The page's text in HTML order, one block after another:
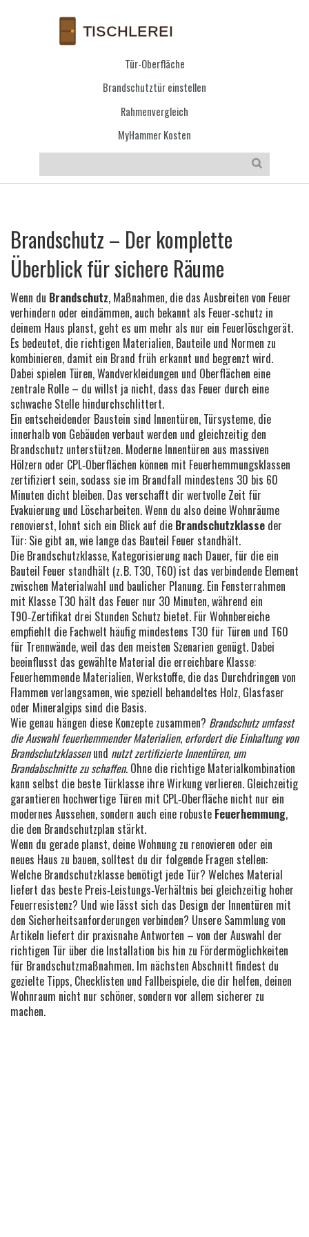
Tür-Oberfläche
Brandschutztür einstellen
Rahmenvergleich
MyHammer Kosten
Brandschutz – Der komplette
Überblick für sichere Räume
Wenn du Brandschutz, Maßnahmen, die das Ausbreiten von Feuer
verhindern oder eindämmen, auch bekannt als Feuer‑schutz in
deinem Haus planst, geht es um mehr als nur ein Feuerlöschgerät.
Es bedeutet, die richtigen Materialien, Bauteile und Normen zu
kombinieren, damit ein Brand früh erkannt und begrenzt wird.
Dabei spielen Türen, Wandverkleidungen und Oberflächen eine
zentrale Rolle – du willst ja nicht, dass das Feuer durch eine
schwache Stelle hindurchschlittert.
Ein entscheidender Baustein sind Innentüren, Türsysteme, die
innerhalb von Gebäuden verbaut werden und gleichzeitig den
Brandschutz unterstützen. Moderne Innentüren aus massiven
Hölzern oder CPL‑Oberflächen können mit Feuerhemmungsklassen
zertifiziert sein, sodass sie im Brandfall mindestens 30 bis 60
Minuten dicht bleiben. Das verschafft dir wertvolle Zeit für
Evakuierung und Löscharbeiten. Wenn du also deine Wohnräume
renovierst, lohnt sich ein Blick auf die Brandschutzklasse der
Tür: Sie gibt an, wie lange das Bauteil Feuer standhält.
Die Brandschutzklasse, Kategorisierung nach Dauer, für die ein
Bauteil Feuer standhält (z. B. T30, T60) ist das verbindende Element
zwischen Materialwahl und baulicher Planung. Ein Fensterrahmen
mit Klasse T30 hält das Feuer nur 30 Minuten, während ein
T90‑Zertifikat drei Stunden Schutz bietet. Für Wohnbereiche
empfiehlt die Fachwelt häufig mindestens T30 für Türen und T60
für Trennwände, weil das den meisten Szenarien genügt. Dabei
beeinflusst das gewählte Material die erreichbare Klasse:
Feuerhemmende Materialien,Werkstoffe, die das Durchdringen von
Flammen verlangsamen, wie speziell behandeltes Holz, Glasfaser
oder Mineralgips sind die Basis.
Wie genau hängen diese Konzepte zusammen? Brandschutz umfasst
die Auswahl feuerhemmender Materialien, erfordert die Einhaltung von
Brandschutzklassenund nutzt zertifizierte Innentüren, um
Brandabschnitte zu schaffen. Ohne die richtige Materialkombination
kann selbst die beste Türklasse ihre Wirkung verlieren. Gleichzeitig
garantieren hochwertige Türen mit CPL‑Oberfläche nicht nur ein
modernes Aussehen, sondern auch eine robuste Feuer­hemmung,
die den Brandschutzplan stärkt.
Wenn du gerade planst, deine Wohnung zu renovieren oder ein
neues Haus zu bauen, solltest du dir folgende Fragen stellen:
Welche Brandschutzklasse benötigt jede Tür? Welches Material
liefert das beste Preis‑Leistungs‑Verhältnis bei gleichzeitig hoher
Feuerresistenz? Und wie lässt sich das Design der Innentüren mit
den Sicherheitsanforderungen verbinden? Unsere Sammlung von
Artikeln liefert dir praxisnahe Antworten – von der Auswahl der
richtigen Tür über die Installation bis hin zu Fördermöglichkeiten
für Brandschutzmaßnahmen. Im nächsten Abschnitt findest du
gezielte Tipps, Checklisten und Fallbeispiele, die dir helfen, deinen
Wohnraum nicht nur schöner, sondern vor allem sicherer zu
machen.